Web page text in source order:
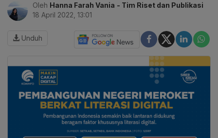
Oleh Hanna Farah Vania - Tim Riset dan Publikasi
18 April 2022, 13:01
Unduh